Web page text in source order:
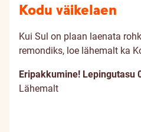
Kodu väikelaen
Kui Sul on plaan laenata
remondiks, loe lähemalt ka
Eripakkumine! Lepingutasu
Lähemalt